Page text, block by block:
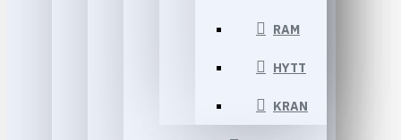
RAM
HYTT
KRAN